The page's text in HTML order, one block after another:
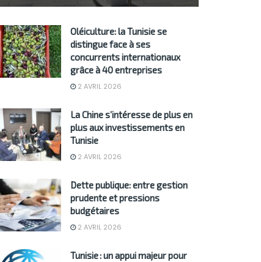
Oléiculture: la Tunisie se
distingue face à ses
concurrents internationaux
grâce à 40 entreprises
2 AVRIL 2026
La Chine s’intéresse de plus en
plus aux investissements en
Tunisie
2 AVRIL 2026
Dette publique: entre gestion
prudente et pressions
budgétaires
2 AVRIL 2026
Tunisie : un appui majeur pour